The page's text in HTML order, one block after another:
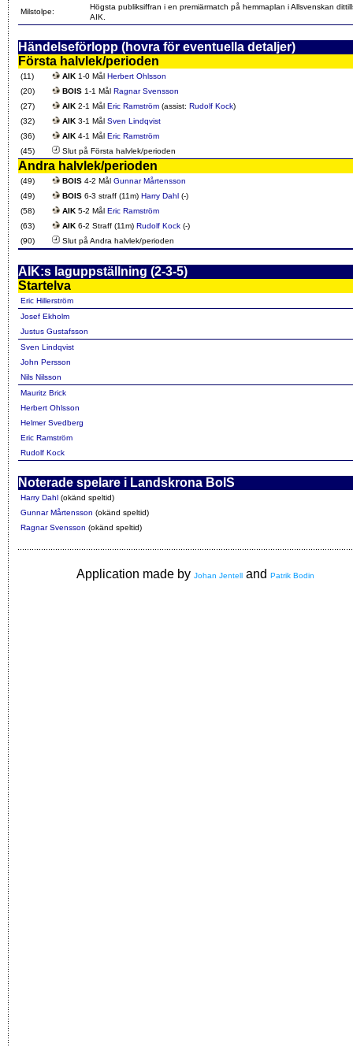
Milstolpe:
Högsta publiksiffran i en premiärmatch på hemmaplan i Allsvenskan
AIK.
Händelseförlopp (hovra för eventuella detaljer)
Första halvlek/perioden
(11) AIK 1-0 Mål Herbert Ohlsson
(20)
BOIS 1-1 Mål Ragnar Svensson
(27)
AIK 2-1 Mål Eric Ramström (assist: Rudolf Kock)
(32)
AIK 3-1 Mål Sven Lindqvist
(36)
AIK 4-1 Mål Eric Ramström
(45)
Slut på Första halvlek/perioden
Andra halvlek/perioden
(49) BOIS 4-2 Mål Gunnar Mårtensson
(49)
BOIS 6-3 straff (11m) Harry Dahl (-)
(58)
AIK 5-2 Mål Eric Ramström
(63)
AIK 6-2 Straff (11m) Rudolf Kock (-)
(90)
Slut på Andra halvlek/perioden
AIK:s laguppställning (2-3-5)
Startelva
Eric Hillerström
Josef Ekholm
Justus Gustafsson
Sven Lindqvist
John Persson
Nils Nilsson
Mauritz Brick
Herbert Ohlsson
Helmer Svedberg
Eric Ramström
Rudolf Kock
Noterade spelare i Landskrona BoIS
Harry Dahl (okänd speltid)
Gunnar Mårtensson (okänd speltid)
Ragnar Svensson (okänd speltid)
Application made by Johan Jentell and Patrik Bodin